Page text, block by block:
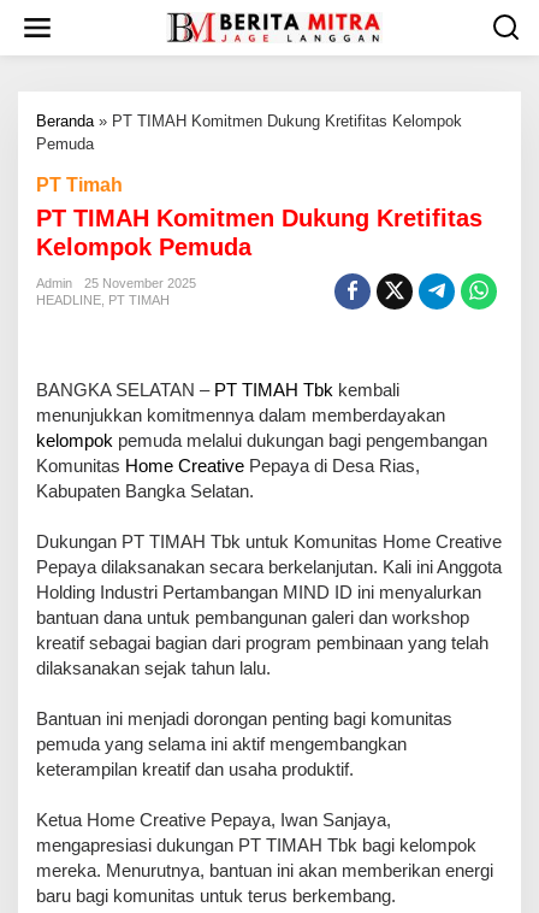
w
Beranda» PT TIMAH Komitmen Dukung Kretifitas Kelompok
Pemuda
PT Timah
PT TIMAH Komitmen Dukung Kretifitas
Kelompok Pemuda
Admin
25 November 2025
HEADLINE PT TIMAH
BANGKA SELATAN – PT TIMAH Tbk kembali
menunjukkan komitmennya dalam memberdayakan
kelompok pemuda melalui dukungan bagi pengembangan
Komunitas Home Creative Pepaya di Desa Rias,
Kabupaten Bangka Selatan.
Dukungan PT TIMAH Tbk untuk Komunitas Home Creative
Pepaya dilaksanakan secara berkelanjutan. Kali ini Anggota
Holding Industri Pertambangan MIND ID ini menyalurkan
bantuan dana untuk pembangunan galeri dan workshop
kreatif sebagai bagian dari program pembinaan yang telah
dilaksanakan sejak tahun lalu.
Bantuan ini menjadi dorongan penting bagi komunitas
pemuda yang selama ini aktif mengembangkan
keterampilan kreatif dan usaha produktif.
Ketua Home Creative Pepaya, Iwan Sanjaya,
mengapresiasi dukungan PT TIMAH Tbk bagi kelompok
mereka. Menurutnya, bantuan ini akan memberikan energi
baru bagi komunitas untuk terus berkembang.